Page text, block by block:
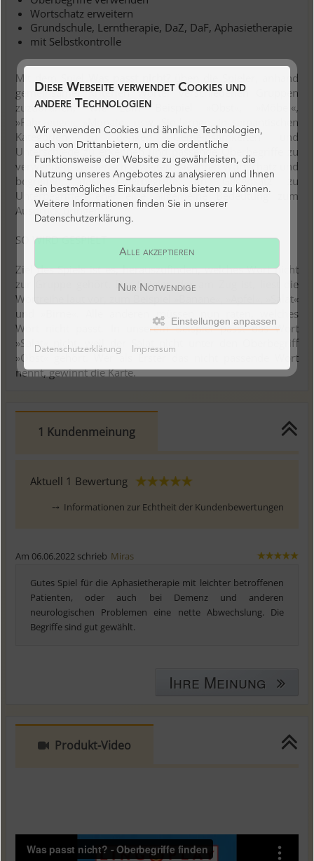
Wortschatz erweitern
Grundschule, Lerntherapie, DaZ, DaF, Aphasietherapie
mit Selbstkontrolle
Mit dem Spiel
üben die Spieler, anhand
gemeinsamer Kriterien Wörter verschiedenen Gruppen
zuzuordnen, wie zum Beispiel »Obst«, »Möbel«,
»Fahrzeuge«, »Monate« usw. Sie lernen, in semantischen
Kategorien zu denken, Gemeinsamkeiten und
Unterschiede zu erkennen und passende Oberbegriffe zu
verwenden. Spielerisch erweitern sie ihren Wortschatz und
begreifen, dass Oberbegriffe im Gegensatz zu
Unterbegriffen eher eine allgemeine Bedeutung zum
Ausdruck bringen.
SO WIRD GESPIELT
Ziel des Spiels ist es, herauszufinden, welches Wort nicht
zur Gruppe gehört. Der Spieler, der am Zug ist, liest die
Wortreihe laut vor, zum Beispiel »Banane«, »Apfel«, »Salat«
und »Birne«. Alle anderen müssen nun raten, welches
Wort nicht passt. In unserem Beispiel passt das Wort
»Salat« nicht, weil der Salat nicht unter den Oberbegriff
»Obst« gehört. Wer als Erster das nicht passende Wort
nennt, gewinnt die Karte.
1 Kundenmeinung
Aktuell 1 Bewertung
⤍ Informationen zur Echtheit der Kundenbewertungen
Am 06.06.2022 schrieb Miras
Gutes Spiel für die Aphasietherapie mit leichter betroffenen
Patienten, oder auch bei Demenz und anderen
neurologischen Problemen eine nette Abwechslung. Die
Begriffe sind gut gewählt.
Ihre Meinung
Produkt-Video
Diese Webseite verwendet Cookies und
andere Technologien
Wir verwenden Cookies und ähnliche Technologien,
auch von Drittanbietern, um die ordentliche
Funktionsweise der Website zu gewährleisten, die
Nutzung unseres Angebotes zu analysieren und Ihnen
ein bestmögliches Einkaufserlebnis bieten zu können.
Weitere Informationen finden Sie in unserer
Datenschutzerklärung.
Alle akzeptieren
Nur Notwendige
Einstellungen anpassen
Datenschutzerklärung Impressum